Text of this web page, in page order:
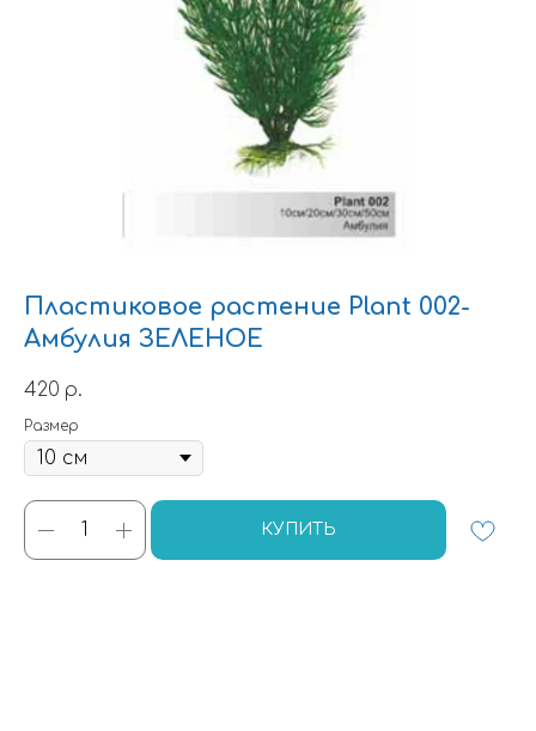
Пластиковое растение Plant 002-
Амбулия ЗЕЛЕНОЕ
420 р.
Размер
КУПИТЬ